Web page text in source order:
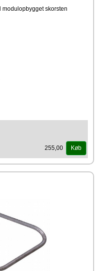
modulopbygget skorsten
255,00 Køb